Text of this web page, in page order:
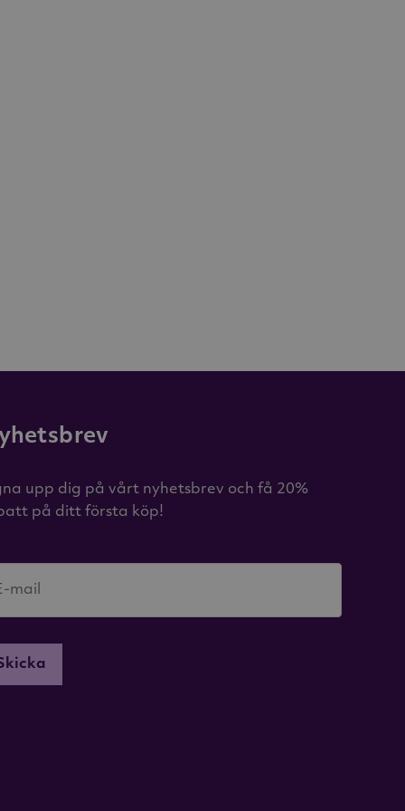
upp dig på vårt nyhetsbrev och få 20%
på ditt första köp!
mail